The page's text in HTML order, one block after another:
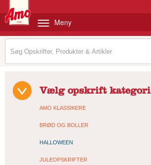
Meny
Vælg opskrift kategori
AMO KLASSIKERE
BRØD OG BOLLER
HALLOWEEN
JULEOPSKRIFTER